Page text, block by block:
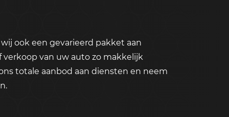
ook een gevarieerd pakket aan
verkoop van uw auto zo makkelijk
totale aanbod aan diensten en neem